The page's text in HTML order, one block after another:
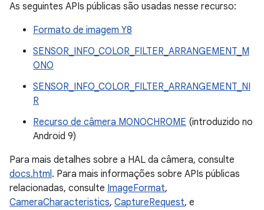
As seguintes APIs públicas são usadas nesse recurso:
Formato de imagem Y8
SENSOR_INFO_COLOR_FILTER_ARRANGEMENT_M
ONO
SENSOR_INFO_COLOR_FILTER_ARRANGEMENT_NI
R
Recurso de câmera MONOCHROME (introduzido no
Android 9)
Para mais detalhes sobre a HAL da câmera, consulte
docs.html. Para mais informações sobre APIs públicas
relacionadas, consulte ImageFormat,
CameraCharacteristics, CaptureRequest, e